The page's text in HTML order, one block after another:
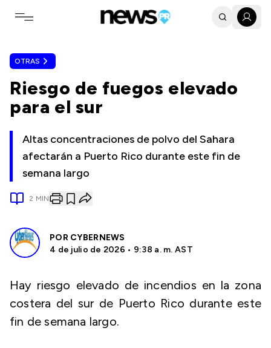
Toggle navigation menu
OTRAS
Riesgo de fuegos elevado
para el sur
Altas concentraciones de polvo del Sahara
afectarán a Puerto Rico durante este fin de
semana largo
2 MIN
POR CYBERNEWS
4 de julio de 2026 • 9:38 a. m. AST
Hay riesgo elevado de incendios en la zona
costera del sur de Puerto Rico durante este
fin de semana largo.